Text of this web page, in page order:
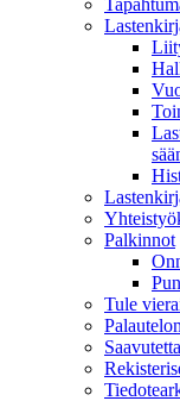
Palkinnot
Tule